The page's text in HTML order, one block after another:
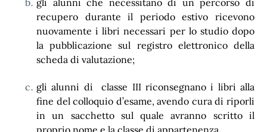
recupero durante il periodo estivo ricevono
nuovamente i libri necessari per lo studio dopo
la pubblicazione sul registro elettronico della
scheda di valutazione;
gli alunni di classe III riconsegnano i libri alla
fine del colloquio d’esame, avendo cura di riporli
in un sacchetto sul quale avranno scritto il
proprio nome e la classe di appartenenza.